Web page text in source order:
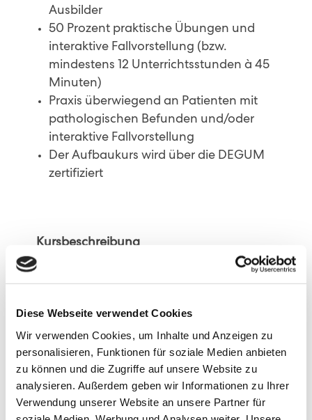
Diese Webseite verwendet Cookies
Wir verwenden Cookies, um Inhalte und Anzeigen zu
personalisieren, Funktionen für soziale Medien anbieten
zu können und die Zugriffe auf unsere Website zu
analysieren. Außerdem geben wir Informationen zu Ihrer
Verwendung unserer Website an unsere Partner für
Ausbilder
50 Prozent praktische Übungen und
interaktive Fallvorstellung (bzw.
mindestens 12 Unterrichtsstunden à 45
Minuten)
Praxis überwiegend an Patienten mit
pathologischen Befunden und/oder
interaktive Fallvorstellung
Der Aufbaukurs wird über die DEGUM
zertifiziert
Kursbeschreibung
Der Aufbaukurs vertieft die Kenntnisse des
Zu den Schwerpunkten zählen:
Erkennen und Darstellen häufi ger
pathologischer Befunde
Erfassen von Differentialdiagnosen